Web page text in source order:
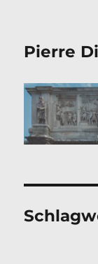
Pierre